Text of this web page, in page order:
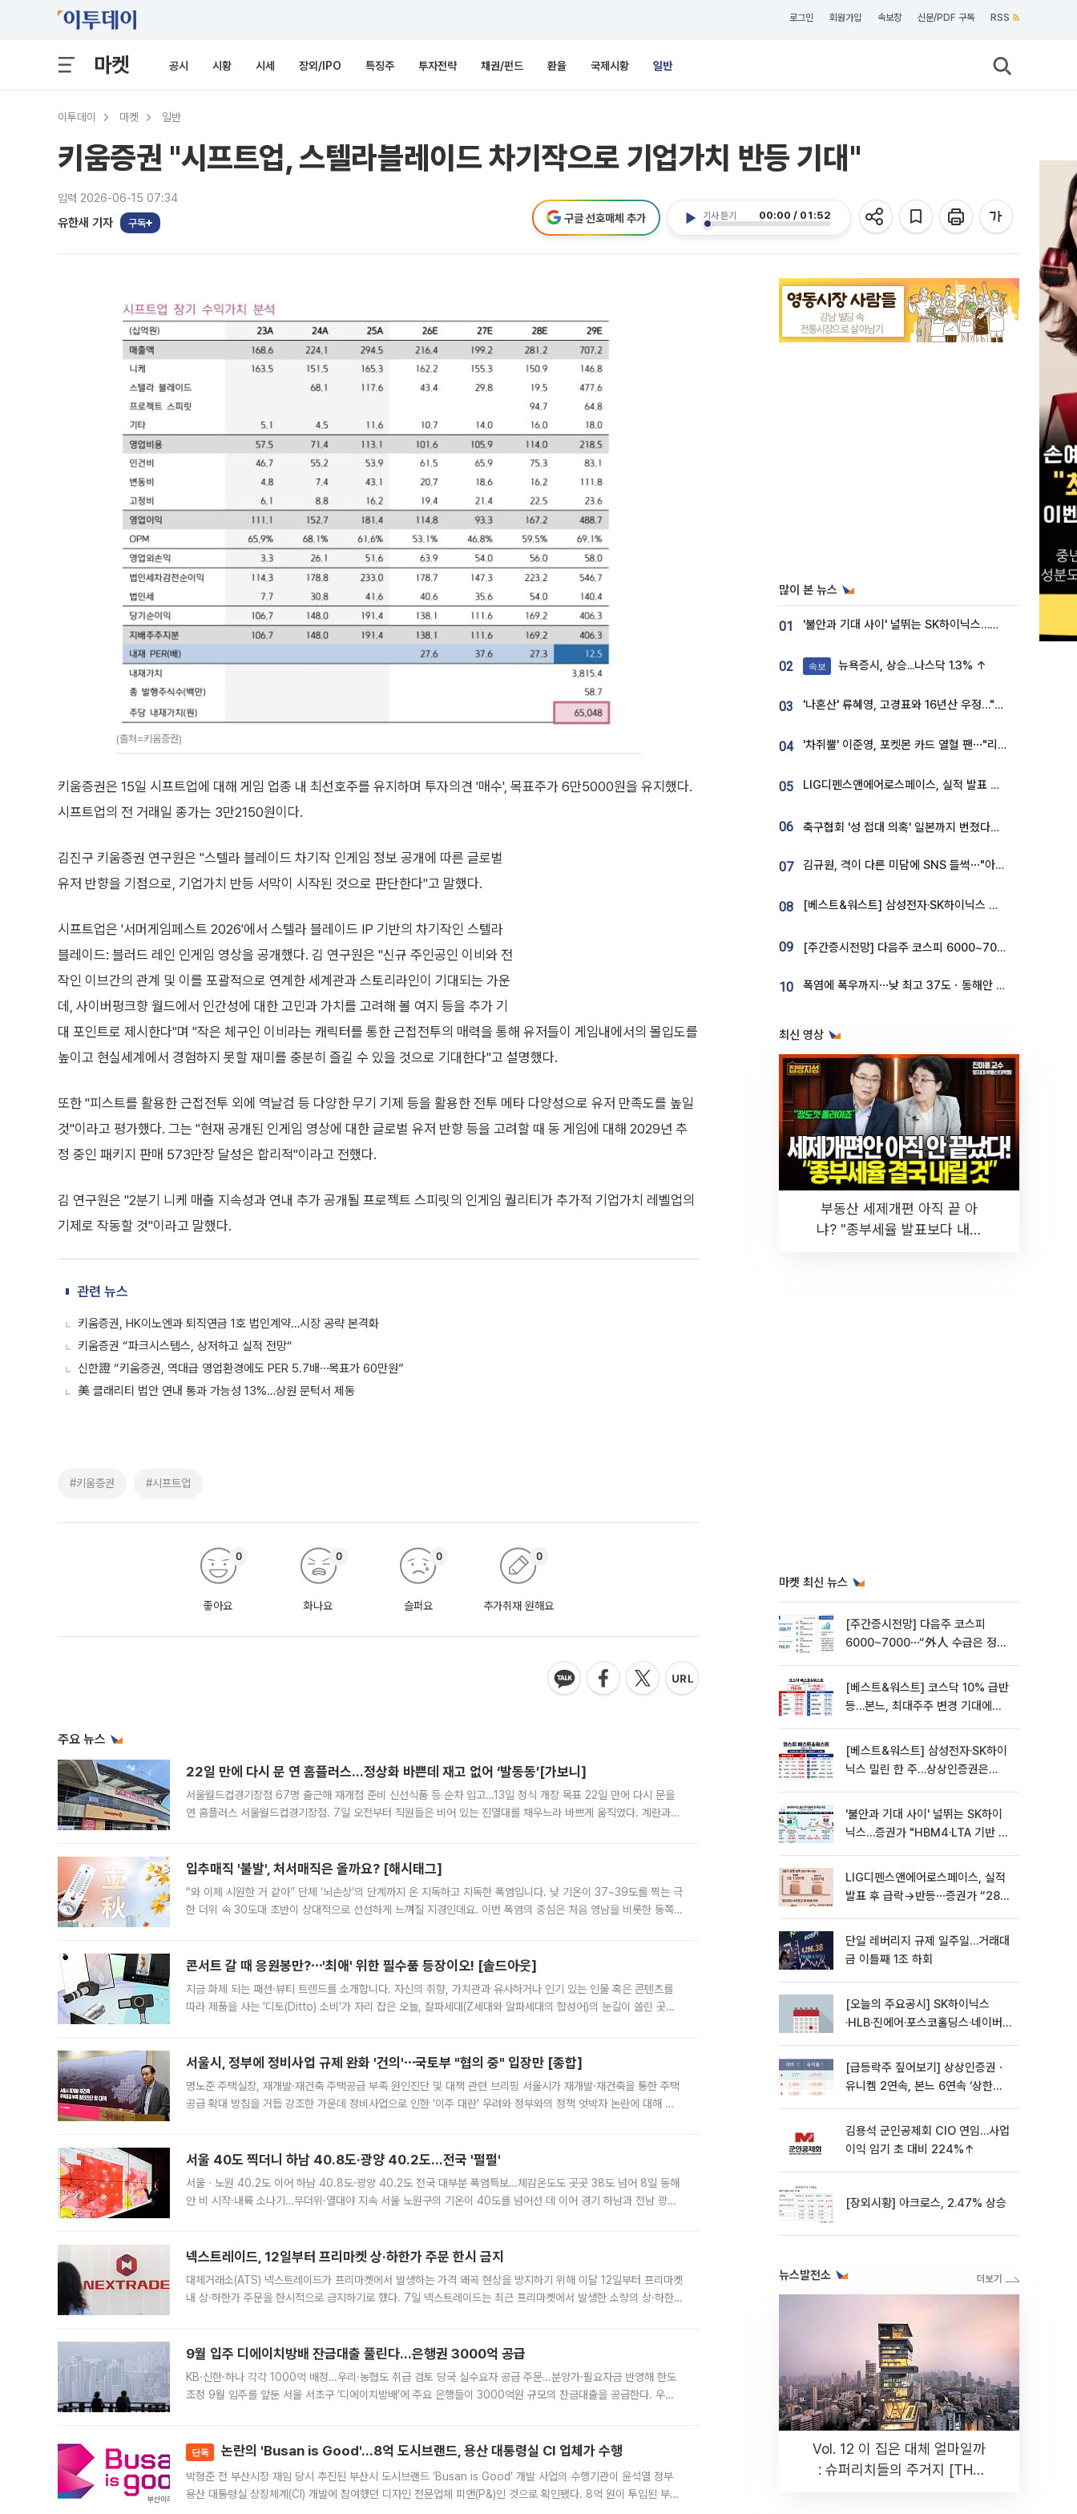
로그인 회원가입 속보창 신문/PDF 구독 RSS
마켓 공시 시황 시세 장외/IPO 특징주 투자전략 채권/펀드 환율 국제시황 일반
이투데이 마켓 일반
키움증권 "시프트업, 스텔라블레이드 차기작으로 기업가치 반등 기대"
입력 2026-06-15 07:34
유한새 기자 구독
기사 듣기 00:00 / 01:52
구글 선호매체 추가
(출처=키움증권)
키움증권은 15일 시프트업에 대해 게임 업종 내 최선호주를 유지하며 투자의견 '매수', 목표주가 6만5000원을 유지했다.
시프트업의 전 거래일 종가는 3만2150원이다.
김진구 키움증권 연구원은 "스텔라 블레이드 차기작 인게임 정보 공개에 따른 글로벌
유저 반향을 기점으로, 기업가치 반등 서막이 시작된 것으로 판단한다"고 말했다.
시프트업은 '서머게임페스트 2026'에서 스텔라 블레이드 IP 기반의 차기작인 스텔라
블레이드: 블러드 레인 인게임 영상을 공개했다. 김 연구원은 "신규 주인공인 이비와 전
작인 이브간의 관계 및 이를 포괄적으로 연계한 세계관과 스토리라인이 기대되는 가운
데, 사이버펑크향 월드에서 인간성에 대한 고민과 가치를 고려해 볼 여지 등을 추가 기
대 포인트로 제시한다"며 "작은 체구인 이비라는 캐릭터를 통한 근접전투의 매력을 통해 유저들이 게임내에서의 몰입도를
높이고 현실세계에서 경험하지 못할 재미를 충분히 즐길 수 있을 것으로 기대한다"고 설명했다.
또한 "피스트를 활용한 근접전투 외에 역날검 등 다양한 무기 기제 등을 활용한 전투 메타 다양성으로 유저 만족도를 높일
것"이라고 평가했다. 그는 "현재 공개된 인게임 영상에 대한 글로벌 유저 반향 등을 고려할 때 동 게임에 대해 2029년 추
정 중인 패키지 판매 573만장 달성은 합리적"이라고 전했다.
김 연구원은 "2분기 니케 매출 지속성과 연내 추가 공개될 프로젝트 스피릿의 인게임 퀄리티가 추가적 기업가치 레벨업의
기제로 작동할 것"이라고 말했다.
관련 뉴스
키움증권, HK이노엔과 퇴직연금 1호 법인계약…시장 공략 본격화
키움증권 “파크시스템스, 상저하고 실적 전망“
신한證 “키움증권, 역대급 영업환경에도 PER 5.7배⋯목표가 60만원”
美 클래리티 법안 연내 통과 가능성 13%…상원 문턱서 제동
#키움증권 #시프트업
좋아요
0
화나요
0
슬퍼요
0
추가취재 원해요
0
주요 뉴스
22일 만에 다시 문 연 홈플러스…정상화 바쁜데 재고 없어 ‘발동동’[가보니]
서울월드컵경기장점 67명 출근해 재개점 준비 신선식품 등 순차 입고…13일 정식 개장 목표 22일 만에 다시 문을
연 홈플러스 서울월드컵경기장점. 7일 오전부터 직원들은 비어 있는 진열대를 채우느라 바쁘게 움직였다. 계란과
입추매직 '불발', 처서매직은 올까요? [해시태그]
“와 이제 시원한 거 같아” 단체 ‘뇌손상’의 단계까지 온 지독하고 지독한 폭염입니다. 낮 기온이 37~39도를 찍는 극
한 더위 속 30도대 초반이 상대적으로 선선하게 느껴질 지경인데요. 이번 폭염의 중심은 처음 영남을 비롯한 동쪽
콘서트 갈 때 응원봉만?⋯'최애' 위한 필수품 등장이오! [솔드아웃]
지금 화제 되는 패션·뷰티 트렌드를 소개합니다. 자신의 취향, 가치관과 유사하거나 인기 있는 인물 혹은 콘텐츠를
따라 제품을 사는 '디토(Ditto) 소비'가 자리 잡은 오늘, 잘파세대(Z세대와 알파세대의 합성어)의 눈길이 쏠린 곳은
서울시, 정부에 정비사업 규제 완화 '건의'⋯국토부 "협의 중" 입장만 [종합]
명노준 주택실장, 재개발·재건축 주택공급 부족 원인진단 및 대책 관련 브리핑 서울시가 재개발·재건축을 통한 주택
공급 확대 방침을 거듭 강조한 가운데 정비사업으로 인한 '이주 대란' 우려와 정부와의 정책 엇박자 논란에 대해 정
서울 40도 찍더니 하남 40.8도·광양 40.2도…전국 '펄펄'
서울ㆍ노원 40.2도 이어 하남 40.8도·광양 40.2도 전국 대부분 폭염특보…체감온도도 곳곳 38도 넘어 8일 동해
안 비 시작·내륙 소나기…무더위·열대야 지속 서울 노원구의 기온이 40도를 넘어선 데 이어 경기 하남과 전남 광양
넥스트레이드, 12일부터 프리마켓 상·하한가 주문 한시 금지
대체거래소(ATS) 넥스트레이드가 프리마켓에서 발생하는 가격 왜곡 현상을 방지하기 위해 이달 12일부터 프리마켓
내 상·하한가 주문을 한시적으로 금지하기로 했다. 7일 넥스트레이드는 최근 프리마켓에서 발생한 소량의 상·하한
9월 입주 디에이치방배 잔금대출 풀린다…은행권 3000억 공급
KB·신한·하나 각각 1000억 배정…우리·농협도 취급 검토 당국 실수요자 공급 주문…분양가·필요자금 반영해 한도
조정 9월 입주를 앞둔 서울 서초구 ‘디에이치방배’에 주요 은행들이 3000억원 규모의 잔금대출을 공급한다. 우리
단독 논란의 'Busan is Good'…8억 도시브랜드, 용산 대통령실 CI 업체가 수행
박형준 전 부산시장 재임 당시 추진된 부산시 도시브랜드 ‘Busan is Good’ 개발 사업의 수행기관이 윤석열 정부
용산 대통령실 상징체계(CI) 개발에 참여했던 디자인 전문업체 피앤(P&)인 것으로 확인됐다. 8억 원이 투입된 부산
많이 본 뉴스
01 '불안과 기대 사이' 널뛰는 SK하이닉스…증권가 "HBM4·LTA 기반 펀터멘털 견고"
02 속보 뉴욕증시, 상승...나스닥 1.3% ↑
03 '나혼산' 류혜영, 고경표와 16년산 우정…"자취방서 부모님과 마주쳐"
04 '차쥐뿔' 이준영, 포켓몬 카드 열혈 팬⋯"리셀러 처단할 것"
05 LIG디펜스앤에어로스페이스, 실적 발표 후 급락→반등⋯증권가 “28년까지 튼튼”
06 축구협회 '성 접대 의혹' 일본까지 번졌다…日 심판 실명 공개
07 김규원, 격이 다른 미담에 SNS 들썩⋯"아이 속옷 빨고 졸업식도 참석"
08 [베스트&워스트] 삼성전자·SK하이닉스 밀린 한 주…상상인증권은 85% 급등
09 [주간증시전망] 다음주 코스피 6000~7000⋯“外人 수급은 정책이 변수”
10 폭염에 폭우까지⋯낮 최고 37도ㆍ동해안 강한 비 [날씨]
최신 영상
부동산 세제개편 아직 끝 아
냐? "종부세율 발표보다 내릴
마켓 최신 뉴스
[주간증시전망] 다음주 코스피
6000~7000⋯“外人 수급은 정책
[베스트&워스트] 코스닥 10% 급반
등…본느, 최대주주 변경 기대에
[베스트&워스트] 삼성전자·SK하이
닉스 밀린 한 주…상상인증권은
'불안과 기대 사이' 널뛰는 SK하이
닉스…증권가 "HBM4·LTA 기반 펀
LIG디펜스앤에어로스페이스, 실적
발표 후 급락→반등⋯증권가 “28년
단일 레버리지 규제 일주일…거래대
금 이틀째 1조 하회
[오늘의 주요공시] SK하이닉스
·HLB·진에어·포스코홀딩스·네이버·
[급등락주 짚어보기] 상상인증권ㆍ
유니켐 2연속, 본느 6연속 ‘상한
김용석 군인공제회 CIO 연임…사업
이익 임기 초 대비 224%↑
[장외시황] 아크로스, 2.47% 상승
뉴스발전소
Vol. 12 이 집은 대체 얼마일까
: 슈퍼리치들의 주거지 [THE